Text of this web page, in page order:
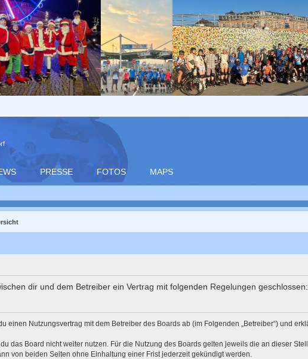
PRESSE FOTOS MAPS
dir und dem Betreiber ein Vertrag mit folgenden Regelungen geschlossen:
einen Nutzungsvertrag mit dem Betreiber des Boards ab (im Folgenden „Betreiber“) und
das Board nicht weiter nutzen. Für die Nutzung des Boards gelten jeweils die an dieser
von beiden Seiten ohne Einhaltung einer Frist jederzeit gekündigt werden.